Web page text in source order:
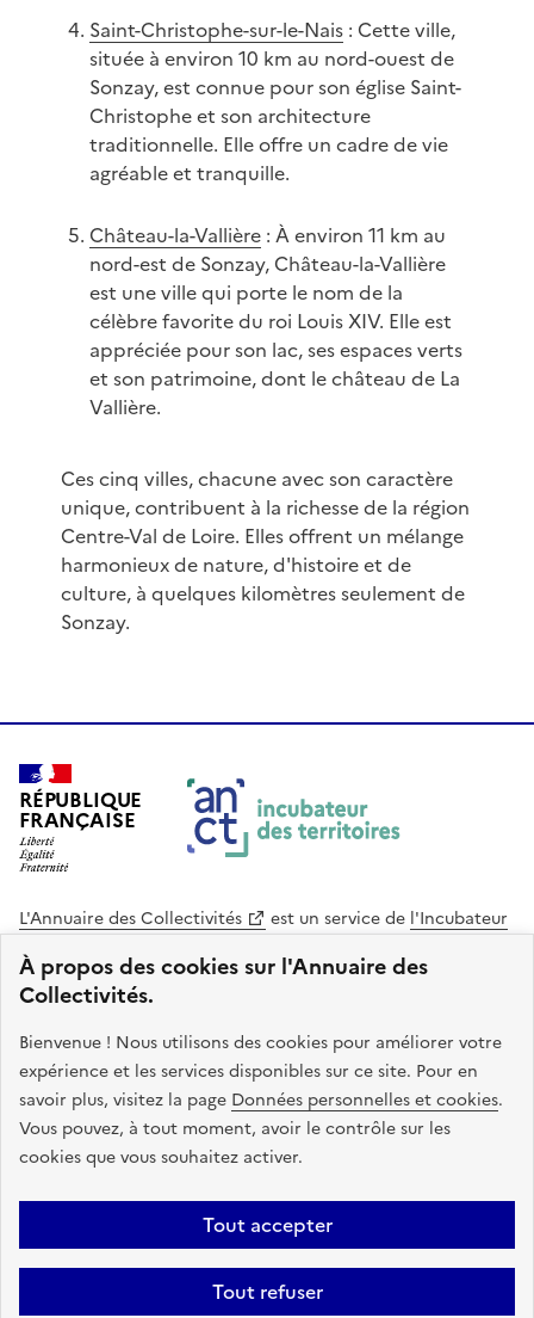
À propos des cookies sur l'Annuaire des
Collectivités.
Bienvenue ! Nous utilisons des cookies pour améliorer votre
expérience et les services disponibles sur ce site. Pour en
savoir plus, visitez la page Données personnelles et cookies.
Vous pouvez, à tout moment, avoir le contrôle sur les
cookies que vous souhaitez activer.
Tout accepter
Tout refuser
Saint-Christophe-sur-le-Nais: Cette ville,
située à environ 10 km au nord-ouest de
Sonzay, est connue pour son église Saint-
Christophe et son architecture
traditionnelle. Elle offre un cadre de vie
agréable et tranquille.
Château-la-Vallière: À environ 11 km au
nord-est de Sonzay, Château-la-Vallière
est une ville qui porte le nom de la
célèbre favorite du roi Louis XIV. Elle est
appréciée pour son lac, ses espaces verts
et son patrimoine, dont le château de La
Vallière.
Ces cinq villes, chacune avec son caractère
unique, contribuent à la richesse de la région
Centre-Val de Loire. Elles offrent un mélange
harmonieux de nature, d'histoire et de
culture, à quelques kilomètres seulement de
Sonzay.
RÉPUBLIQUE
FRANÇAISE
L'Annuaire des Collectivités est un service de l'Incubateur
des Territoires
Cohésion des Territoires
. Le code source de ce site web
est disponible en licence libre. Le design de ce site est conçu
avec le système de design de l’État.
legifrance.gouv.fr
info.gouv.fr
service-public.gouv.fr
data.gouv.fr
Plan du site Accessibilite : non conforme
Mentions légales
Politique de confidentialité
Gestion des cookies FAQ
Kit de
Statistiques Code source